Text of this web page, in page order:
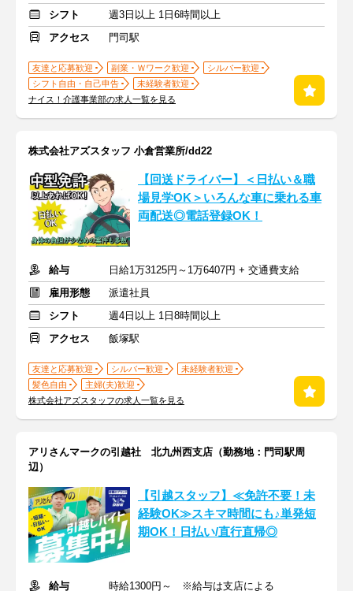
シフト
週3日以上 1日6時間以上
アクセス
門司駅
友達と応募歓迎 副業・Ｗワーク歓迎
シルバー歓迎
シフト自由・自己申告
未経験者歓迎
ナイス！介護事業部の求人一覧を見る
株式会社アズスタッフ 小倉営業所/dd22
【回送ドライバー】＜日払い＆職
場見学OK＞いろんな車に乗れる車
両配送◎電話登録OK！
給与
日給1万3125円～1万6407円 + 交通費支給
雇用形態
派遣社員
シフト
週4日以上 1日8時間以上
アクセス
飯塚駅
友達と応募歓迎 シルバー歓迎
未経験者歓迎
髪色自由
主婦(夫)歓迎
株式会社アズスタッフの求人一覧を見る
アリさんマークの引越社 北九州西支店（勤務地：門司駅周
辺）
【引越スタッフ】≪免許不要！未
経験OK≫スキマ時間にも♪単発短
期OK！日払い/直行直帰◎
給与
時給1300円～ ※給与は支店による